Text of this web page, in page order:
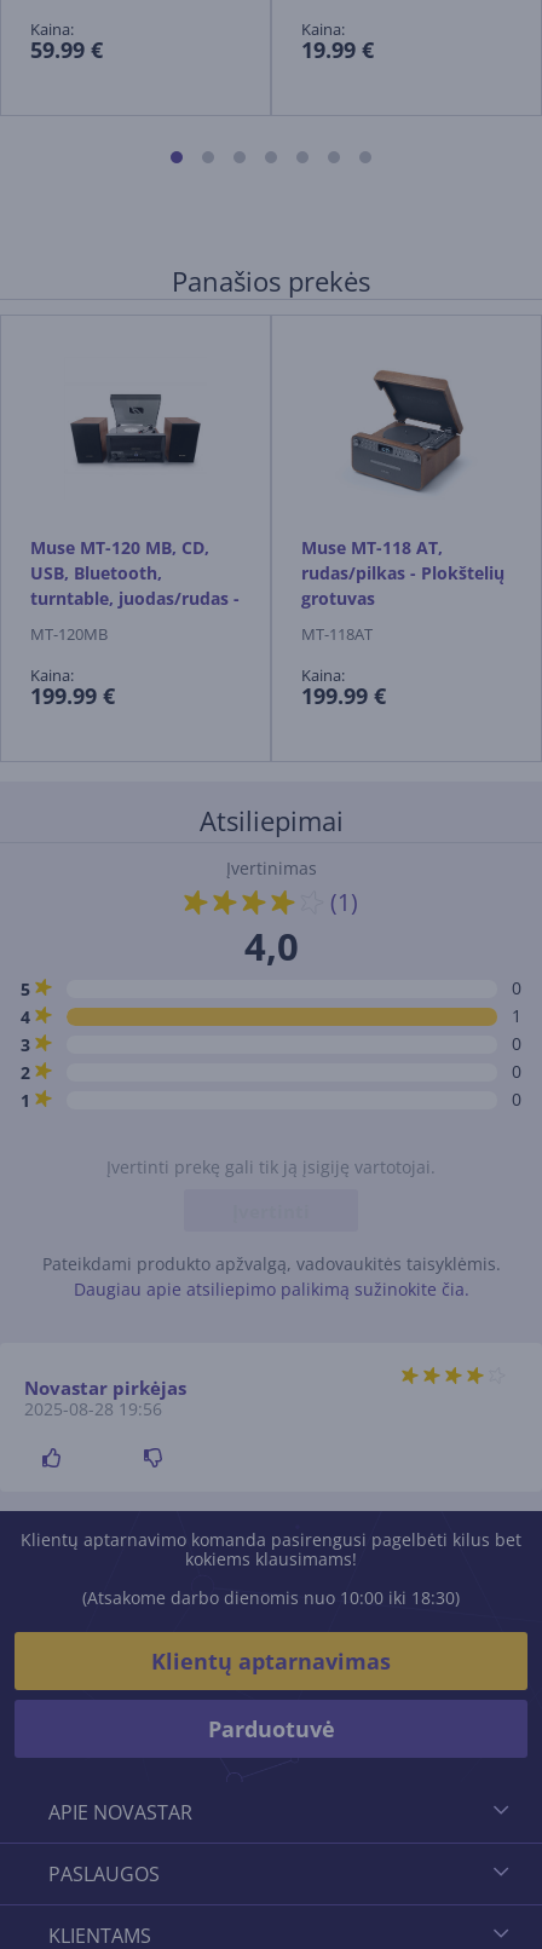
Kaina:
59.99 €
Kaina:
19.99 €
Panašios prekės
Muse MT-120 MB, CD,
USB, Bluetooth,
turntable, juodas/rudas -
Muzikinis centras
MT-120MB
Kaina:
199.99 €
Muse MT-118 AT,
rudas/pilkas - Plokštelių
grotuvas
MT-118AT
Kaina:
199.99 €
Atsiliepimai
Įvertinimas
(1)
4,0
5
0
4
1
3
0
2
0
1
0
Įvertinti prekę gali tik ją įsigiję vartotojai.
Pateikdami produkto apžvalgą, vadovaukitės taisyklėmis.
Daugiau apie atsiliepimo palikimą sužinokite čia.
Novastar pirkėjas
2025-08-28 19:56
APIE NOVASTAR
PASLAUGOS
KLIENTAMS
Klientų aptarnavimo komanda pasirengusi pagelbėti kilus bet
kokiems klausimams!
(Atsakome darbo dienomis nuo 10:00 iki 18:30)
Klientų aptarnavimas
Parduotuvė